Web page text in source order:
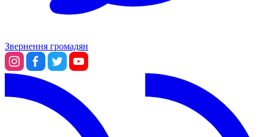
Звернення громадян